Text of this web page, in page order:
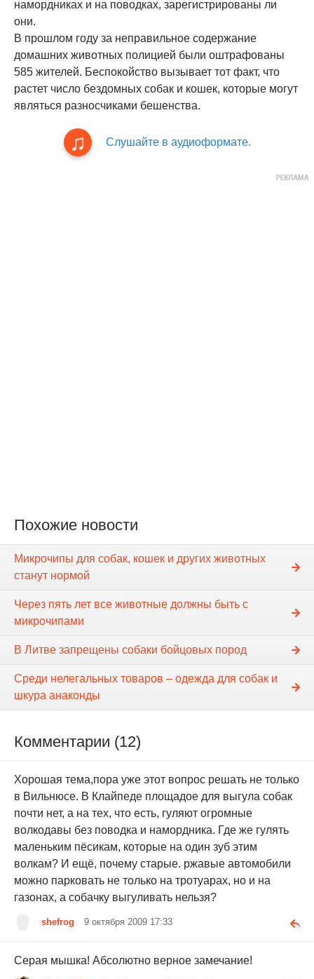
намордниках и на поводках, зарегистрированы ли
они.
В прошлом году за неправильное содержание
домашних животных полицией были оштрафованы
585 жителей. Беспокойство вызывает тот факт, что
растет число бездомных собак и кошек, которые могут
являться разносчиками бешенства.
Слушайте в аудиоформате.
Похожие новости
Микрочипы для собак, кошек и других животных
станут нормой
Через пять лет все животные должны быть с
микрочипами
В Литве запрещены собаки бойцовых пород
Среди нелегальных товаров – одежда для собак и
шкура анаконды
Комментарии (12)
Хорошая тема,пора уже этот вопрос решать не только
в Вильнюсе. В Клайпеде площадое для выгула собак
почти нет, а на тех, что есть, гуляют огромные
волкодавы без поводка и намордника. Где же гулять
маленьким пёсикам, которые на один зуб этим
волкам? И ещё, почему старые. ржавые автомобили
можно парковать не только на тротуарах, но и на
газонах, а собачку выгуливать нельзя?
shefrog 9 октября 2009 17:33
Серая мышка! Абсолютно верное замечание!